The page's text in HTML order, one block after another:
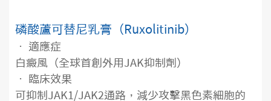
磷酸蘆可替尼乳膏（Ruxolitinib）
• 適應症
白癜風（全球首創外用JAK抑制劑）
• 臨床效果
可抑制JAK1/JAK2通路，減少攻擊黑色素細胞的